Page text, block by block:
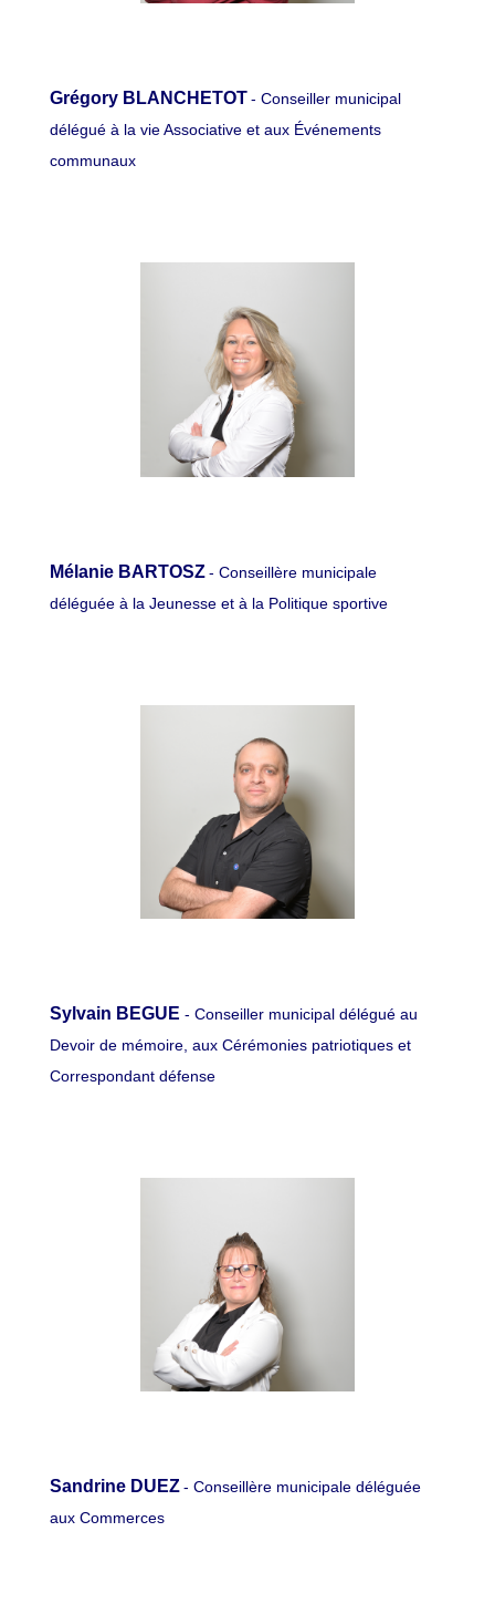
Grégory BLANCHETOT- Conseiller municipal
délégué à la vie Associative et aux Événements
communaux
Mélanie BARTOSZ- Conseillère municipale
déléguée à la Jeunesse et à la Politique sportive
Sylvain BEGUE - Conseiller municipal délégué au
Devoir de mémoire, aux Cérémonies patriotiques et
Correspondant défense
Sandrine DUEZ- Conseillère municipale déléguée
aux Commerces